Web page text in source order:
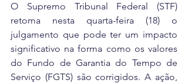
O Supremo Tribunal Federal (STF)
retoma nesta quarta-feira (18) o
julgamento que pode ter um impacto
significativo na forma como os valores
do Fundo de Garantia do Tempo de
Serviço (FGTS) são corrigidos. A ação,